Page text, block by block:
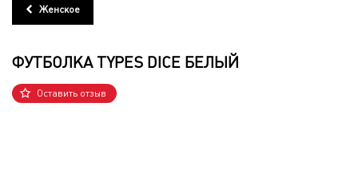
Женское
ФУТБОЛКА TYPES DICE БЕЛЫЙ
Оставить отзыв